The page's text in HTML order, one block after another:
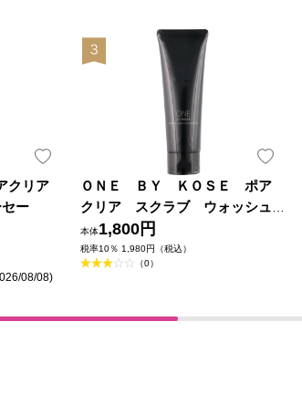
クリア
ー
08/08)
ＯＮＥ ＢＹ ＫＯＳＥ ポア
クリア スクラブ ウォッシュ
１３０ｇ コーセー
本体1,800円
税率10％ 1,980円（税込）
（0）